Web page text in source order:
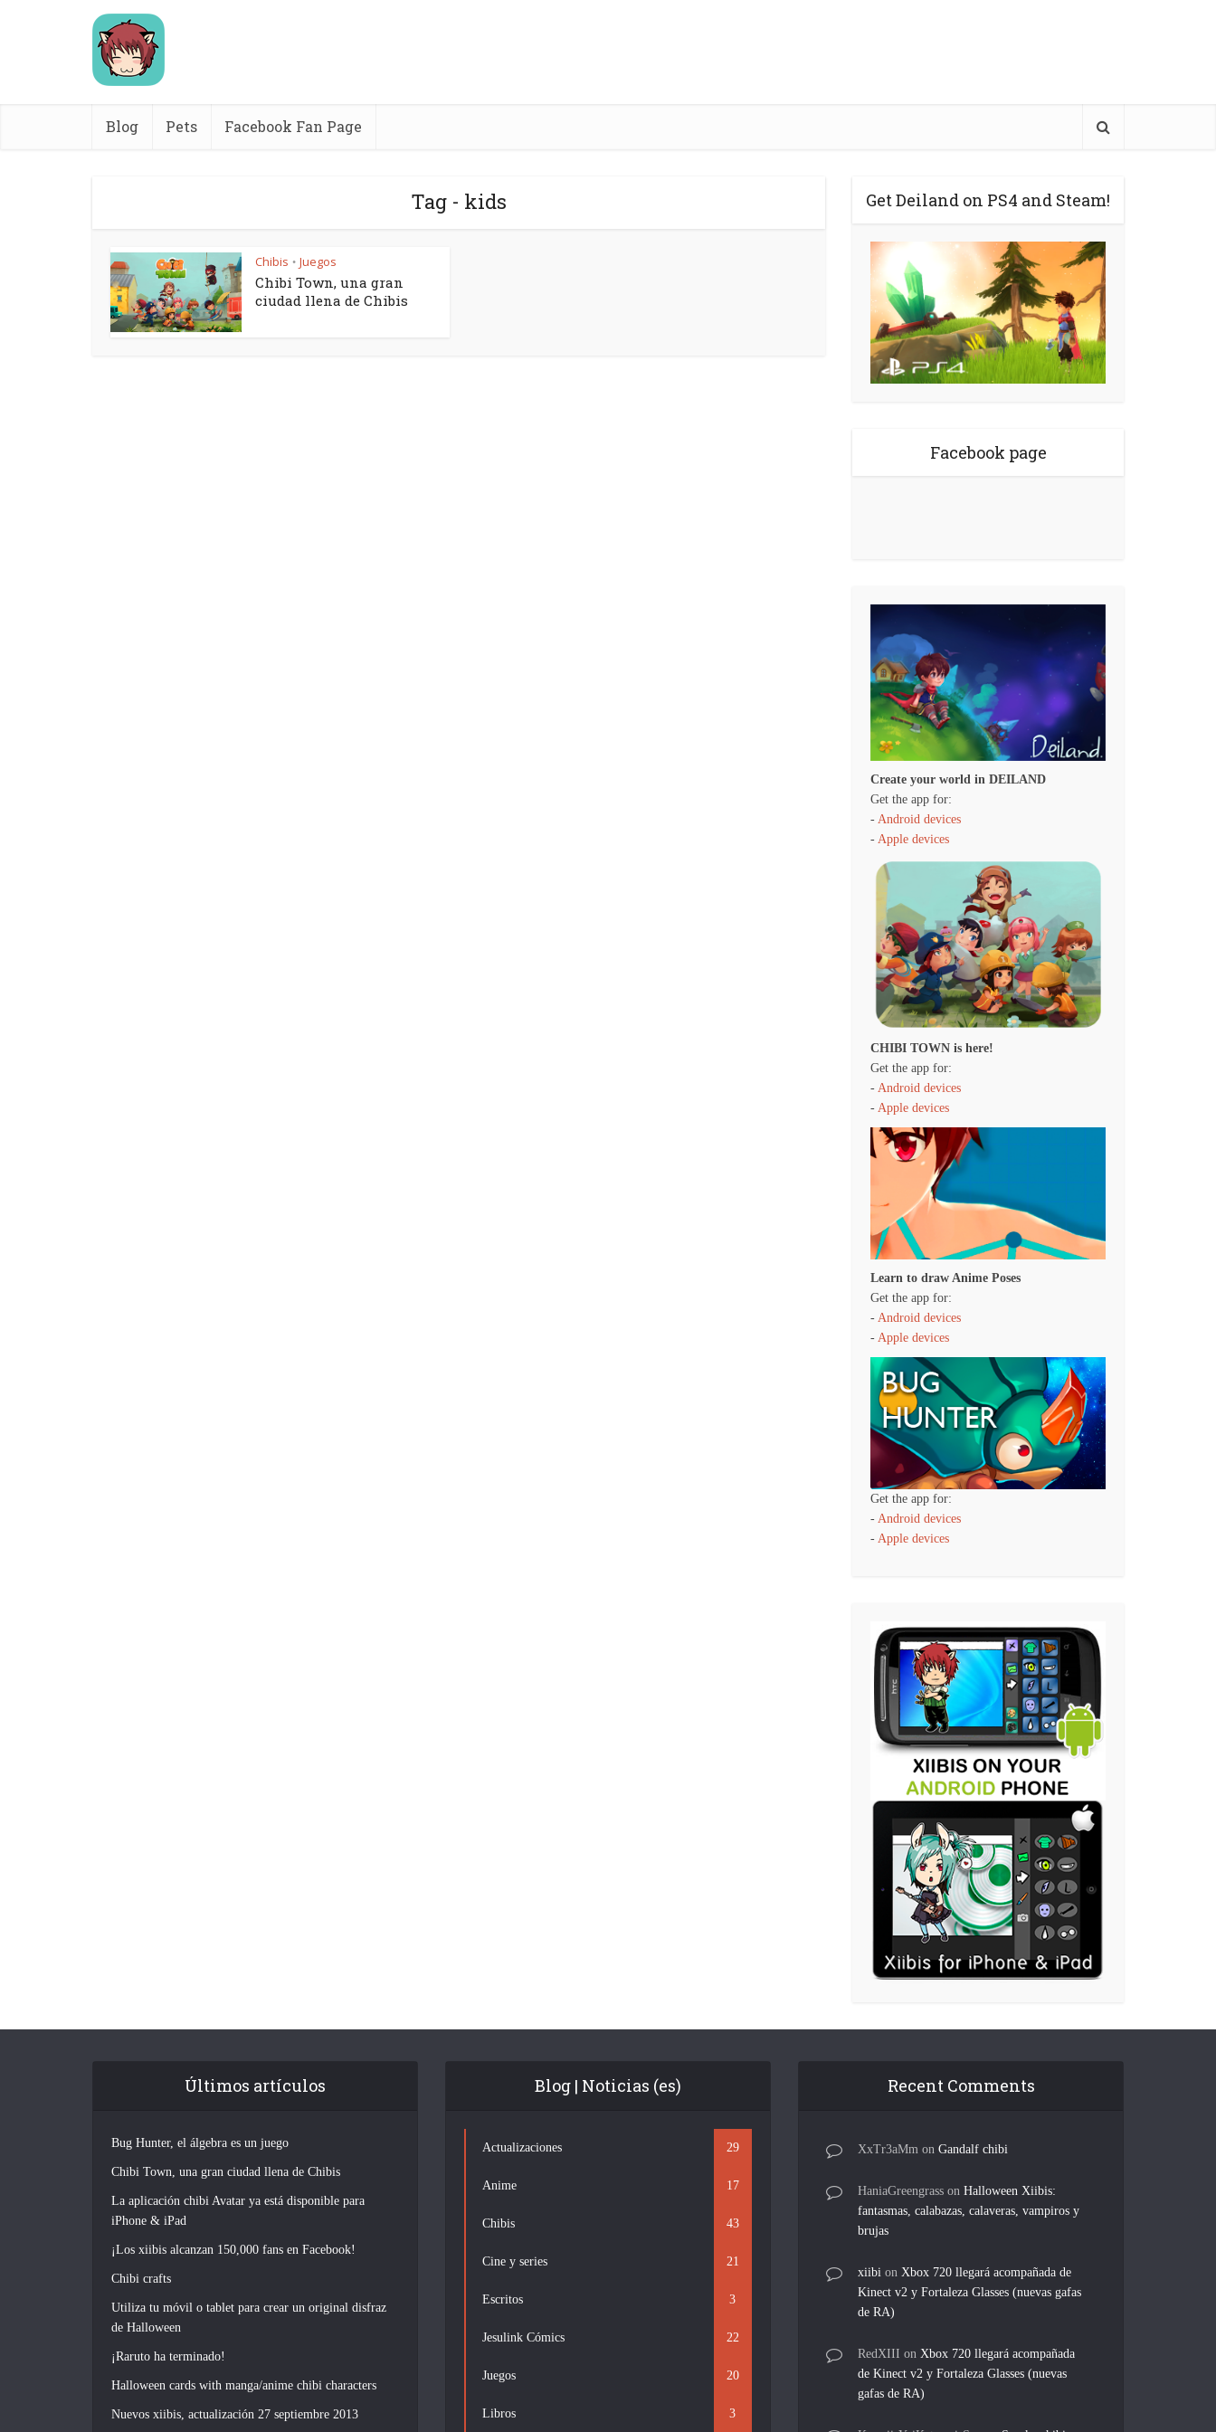
Blog Pets Facebook Fan Page
Tag - kids
Chibis • Juegos
Chibi Town, una gran
ciudad llena de Chibis
Get Deiland on PS4 and Steam!
Facebook page
Create your world in DEILAND
Get the app for:
- Android devices
- Apple devices
CHIBI TOWN is here!
Get the app for:
- Android devices
- Apple devices
Learn to draw Anime Poses
Get the app for:
- Android devices
- Apple devices
Get the app for:
- Android devices
- Apple devices
Últimos artículos
Bug Hunter, el álgebra es un juego
Chibi Town, una gran ciudad llena de Chibis
La aplicación chibi Avatar ya está disponible para
iPhone & iPad
¡Los xiibis alcanzan 150,000 fans en Facebook!
Chibi crafts
Utiliza tu móvil o tablet para crear un original disfraz
de Halloween
¡Raruto ha terminado!
Halloween cards with manga/anime chibi characters
Nuevos xiibis, actualización 27 septiembre 2013
Blog | Noticias (es)
Actualizaciones 29
Anime 17
Chibis 43
Cine y series 21
Escritos 3
Jesulink Cómics 22
Juegos 20
Libros 3
Recent Comments
XxTr3aMm onGandalf chibi
HaniaGreengrass onHalloween Xiibis:
fantasmas, calabazas, calaveras, vampiros y
brujas
xiibi on Xbox 720 llegará acompañada de
Kinect v2 y Fortaleza Glasses (nuevas gafas
de RA)
RedXIII on Xbox 720 llegará acompañada
de Kinect v2 y Fortaleza Glasses (nuevas
gafas de RA)